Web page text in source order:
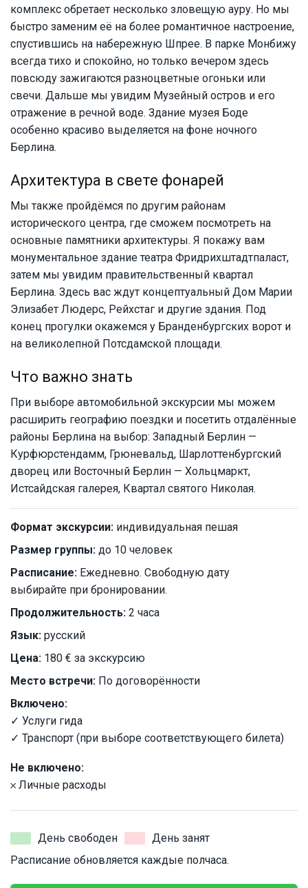
комплекс обретает несколько зловещую ауру. Но мы
быстро заменим её на более романтичное настроение,
спустившись на набережную Шпрее. В парке Монбижу
всегда тихо и спокойно, но только вечером здесь
повсюду зажигаются разноцветные огоньки или
свечи. Дальше мы увидим Музейный остров и его
отражение в речной воде. Здание музея Боде
особенно красиво выделяется на фоне ночного
Берлина.
Архитектура в свете фонарей
Мы также пройдёмся по другим районам
исторического центра, где сможем посмотреть на
основные памятники архитектуры. Я покажу вам
монументальное здание театра Фридрихштадтпаласт,
затем мы увидим правительственный квартал
Берлина. Здесь вас ждут концептуальный Дом Марии
Элизабет Людерс, Рейхстаг и другие здания. Под
конец прогулки окажемся у Бранденбургских ворот и
на великолепной Потсдамской площади.
Что важно знать
При выборе автомобильной экскурсии мы можем
расширить географию поездки и посетить отдалённые
районы Берлина на выбор: Западный Берлин —
Курфюрстендамм, Грюневальд, Шарлоттенбургский
дворец или Восточный Берлин — Хольцмаркт,
Истсайдская галерея, Квартал святого Николая.
Формат экскурсии: индивидуальная пешая
Размер группы: до 10 человек
Расписание: Ежедневно. Свободную дату
выбирайте при бронировании.
Продолжительность: 2 часа
Язык: русский
Цена: 180 € за экскурсию
Место встречи: По договорённости
Включено:
✓ Услуги гида
✓ Транспорт (при выборе соответствующего билета)
Не включено:
𐄂 Личные расходы
День свободен
День занят
Расписание обновляется каждые полчаса.